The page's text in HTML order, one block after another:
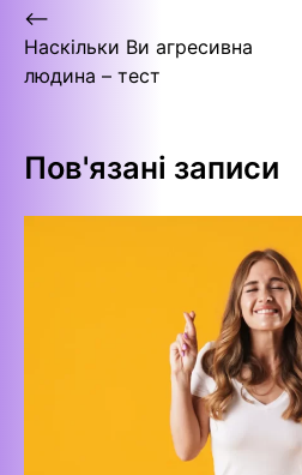
Навігація
записів
⟵
Наскільки Ви агресивна
людина – тест
Пов'язані записи